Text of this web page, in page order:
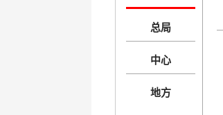
总局
中心
地方